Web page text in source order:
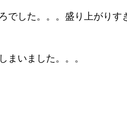
した。。。盛り上がりす
まいました。。。